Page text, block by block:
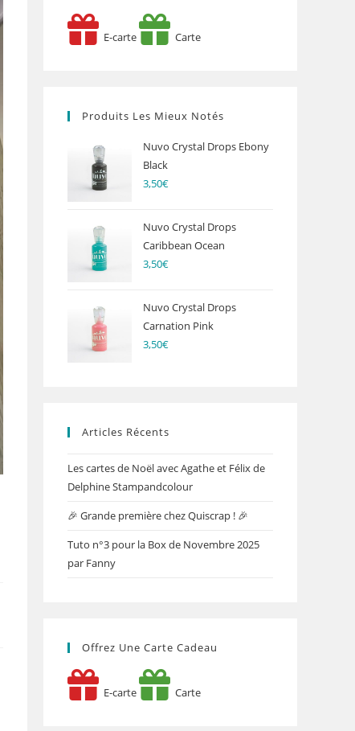
E-carte Carte
Produits Les Mieux Notés
Nuvo Crystal Drops Ebony
Black
3,50€
Nuvo Crystal Drops
Caribbean Ocean
3,50€
Nuvo Crystal Drops
Carnation Pink
3,50€
Articles Récents
Les cartes de Noël avec Agathe et Félix de
Delphine Stampandcolour
🎉 Grande première chez Quiscrap ! 🎉
Tuto n°3 pour la Box de Novembre 2025
par Fanny
Offrez Une Carte Cadeau
E-carte Carte